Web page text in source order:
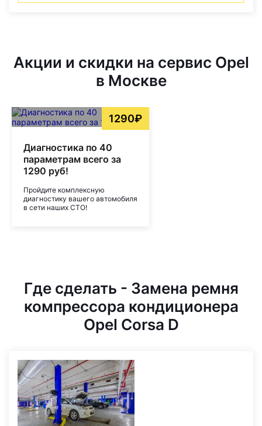
Акции и скидки на сервис Opel
в Москве
1290₽
Диагностика по 40
параметрам всего за
1290 руб!
Пройдите комплексную
диагностику вашего автомобиля
в сети наших СТО!
Где сделать - Замена ремня
компрессора кондиционера
Opel Corsa D